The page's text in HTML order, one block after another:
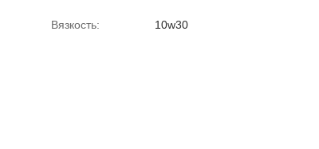
Вязкость: 10w30